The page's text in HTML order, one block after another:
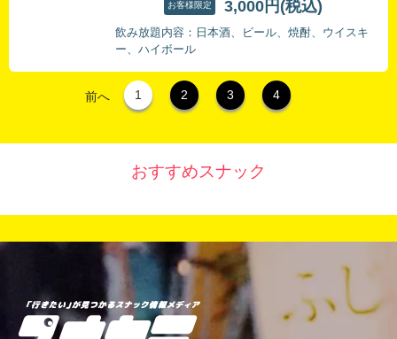
お客様限定
3,000円 (税込)
飲み放題内容：日本酒、ビール、焼酎、ウイスキ
ー、ハイボール
前へ 1 2 3 4
おすすめスナック